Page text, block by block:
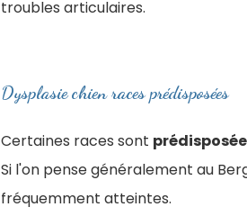
troubles articulaires.
Dysplasie chien races prédisposées
Certaines races sont
Si l'on pense généralement au
fréquemment atteintes.